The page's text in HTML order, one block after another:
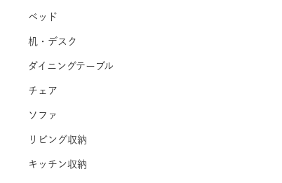
ベッド
机・デスク
ダイニングテーブル
チェア
ソファ
リビング収納
キッチン収納